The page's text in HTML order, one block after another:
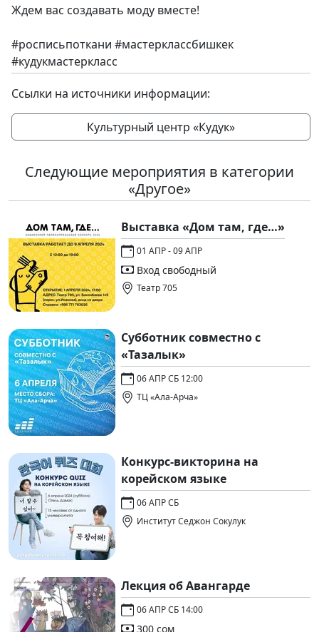
Ждем вас создавать моду вместе!
#росписьпоткани #мастерклассбишкек
#кудукмастеркласс
Ссылки на источники информации:
Культурный центр «Кудук»
Следующие мероприятия в категории
«Другое»
Выставка «Дом там, где…»
01 АПР - 09 АПР
Вход свободный
Театр 705
Субботник совместно с
«Тазалык»
06 АПР СБ 12:00
ТЦ «Ала-Арча»
Конкурс-викторина на
корейском языке
06 АПР СБ
Институт Седжон Сокулук
Лекция об Авангарде
06 АПР СБ 14:00
300 сом